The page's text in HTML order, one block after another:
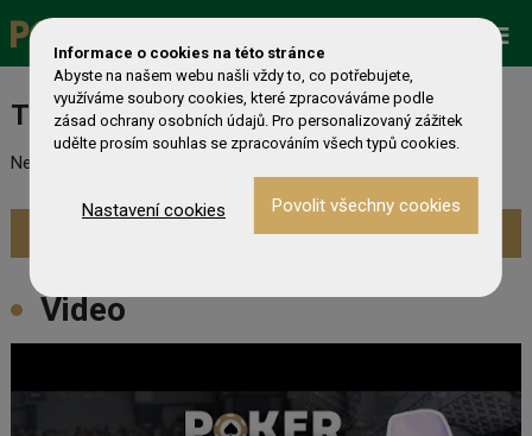
Turnaj nebyl nalezen
Nebyl nalezen odpovídající turnaj. Prevděpodobně již skončil.
Zobrazit aktuální turnaje »
Video
Informace o cookies na této stránce
Abyste na našem webu našli vždy to, co potřebujete,
využíváme soubory cookies, které zpracováváme podle
zásad ochrany osobních údajů. Pro personalizovaný zážitek
udělte prosím souhlas se zpracováním všech typů cookies.
Nastavení cookies